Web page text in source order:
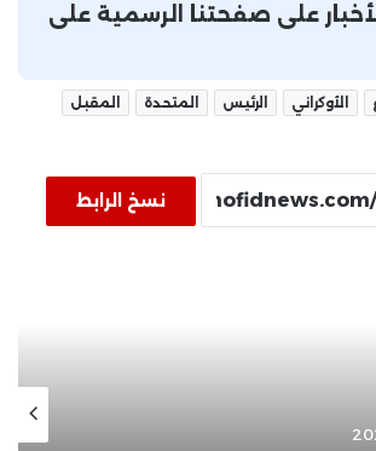
على صفحتنا الرسمية على
الأوكراني الرئيس المتحدة
المقبل
نسخ الرابط